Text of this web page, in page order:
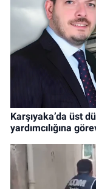
Karşıyaka’da üst
yardımcılığına